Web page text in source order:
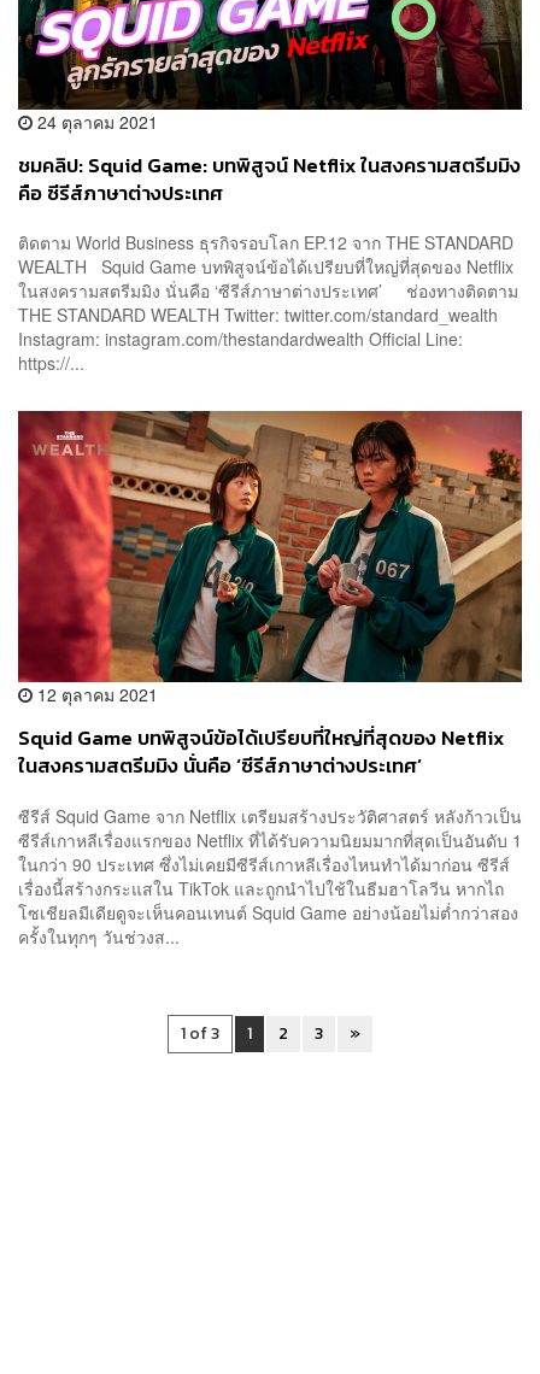
24 ตุลาคม 2021
ชมคลิป: Squid Game: บทพิสูจน์ Netflix ในสงครามสตรีมมิง
คือ ซีรีส์ภาษาต่างประเทศ
ติดตาม World Business ธุรกิจรอบโลก EP.12 จาก THE STANDARD
WEALTH Squid Game บทพิสูจน์ข้อได้เปรียบที่ใหญ่ที่สุดของ Netflix
ในสงครามสตรีมมิง นั่นคือ ‘ซีรีส์ภาษาต่างประเทศ’ ช่องทางติดตาม
THE STANDARD WEALTH Twitter: twitter.com/standard_wealth
Instagram: instagram.com/thestandardwealth Official Line:
https://...
12 ตุลาคม 2021
Squid Game บทพิสูจน์ข้อได้เปรียบที่ใหญ่ที่สุดของ Netflix
ในสงครามสตรีมมิง นั่นคือ ‘ซีรีส์ภาษาต่างประเทศ’
ซีรีส์ Squid Game จาก Netflix เตรียมสร้างประวัติศาสตร์ หลังก้าวเป็น
ซีรีส์เกาหลีเรื่องแรกของ Netflix ที่ได้รับความนิยมมากที่สุดเป็นอันดับ 1
ในกว่า 90 ประเทศ ซึ่งไม่เคยมีซีรีส์เกาหลีเรื่องไหนทำได้มาก่อน ซีรีส์
เรื่องนี้สร้างกระแสใน TikTok และถูกนำไปใช้ในธีมฮาโลวีน หากไถ
โซเชียลมีเดียดูจะเห็นคอนเทนต์ Squid Game อย่างน้อยไม่ต่ำกว่าสอง
ครั้งในทุกๆ วันช่วงส...
1 of 3 1 2 3 »